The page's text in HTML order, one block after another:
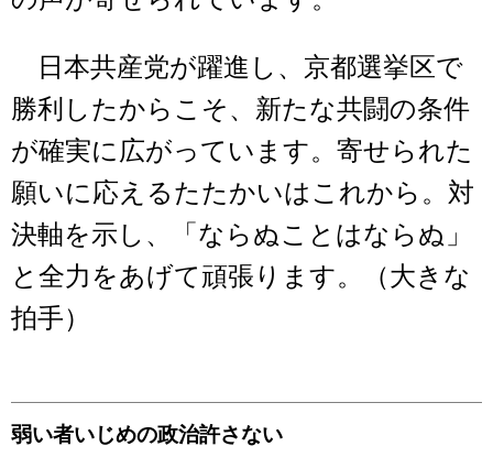
日本共産党が躍進し、京都選挙区で
勝利したからこそ、新たな共闘の条件
が確実に広がっています。寄せられた
願いに応えるたたかいはこれから。対
決軸を示し、「ならぬことはならぬ」
と全力をあげて頑張ります。（大きな
拍手）
弱い者いじめの政治許さない